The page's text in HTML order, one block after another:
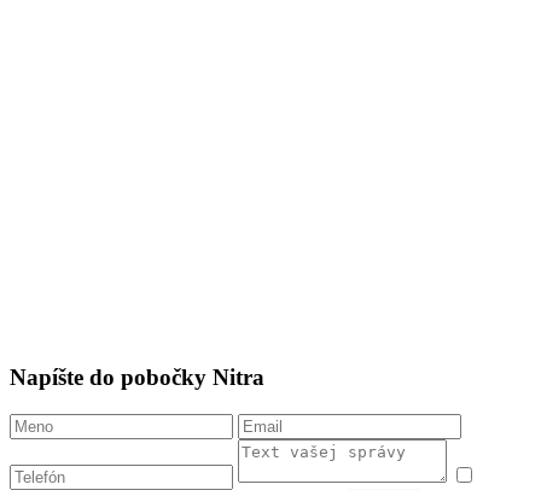
Napíšte do pobočky Nitra